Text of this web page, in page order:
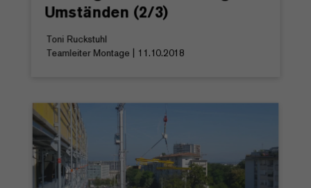
Umständen (2/3)
Toni Ruckstuhl
Teamleiter Montage | 11.10.2018